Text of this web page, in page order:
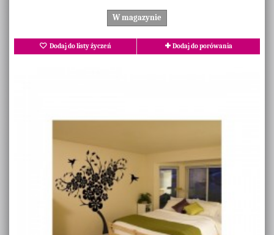
W magazynie
Dodaj do listy życzeń Dodaj do porówania